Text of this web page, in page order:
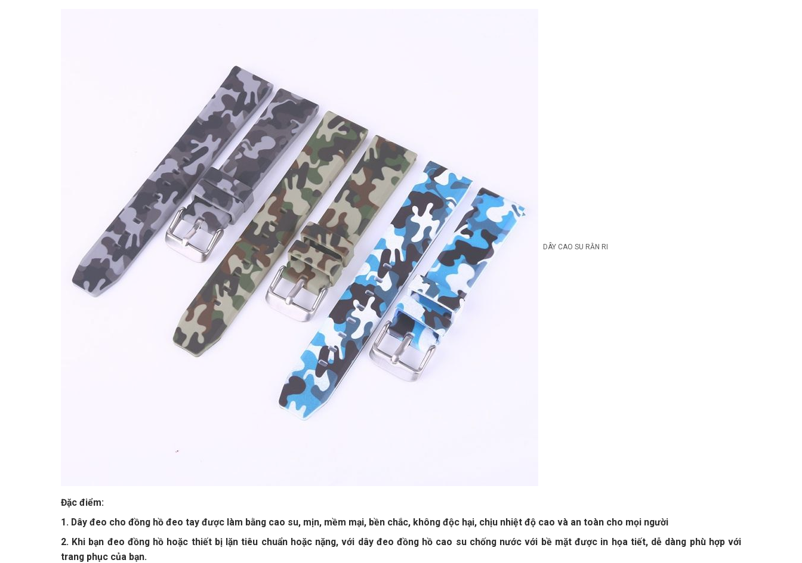
DÂY CAO SU RẰN RI
Đặc điểm:
1. Dây đeo cho đồng hồ đeo tay được làm bằng cao su, mịn, mềm mại, bền chắc, không độc hại, chịu nhiệt độ cao và an toàn cho mọi người
2. Khi bạn đeo đồng hồ hoặc thiết bị lặn tiêu chuẩn hoặc nặng, với dây đeo đồng hồ cao su chống nước với bề mặt được in họa tiết, dễ dàng phù hợp với
trang phục của bạn.